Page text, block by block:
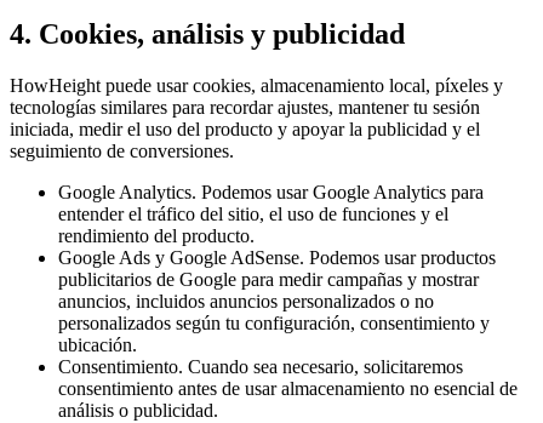
4. Cookies, análisis y publicidad
HowHeight puede usar cookies, almacenamiento local, píxeles y
tecnologías similares para recordar ajustes, mantener tu sesión
iniciada, medir el uso del producto y apoyar la publicidad y el
seguimiento de conversiones.
Google Analytics. Podemos usar Google Analytics para
entender el tráfico del sitio, el uso de funciones y el
rendimiento del producto.
Google Ads y Google AdSense. Podemos usar productos
publicitarios de Google para medir campañas y mostrar
anuncios, incluidos anuncios personalizados o no
personalizados según tu configuración, consentimiento y
ubicación.
Consentimiento. Cuando sea necesario, solicitaremos
consentimiento antes de usar almacenamiento no esencial de
análisis o publicidad.